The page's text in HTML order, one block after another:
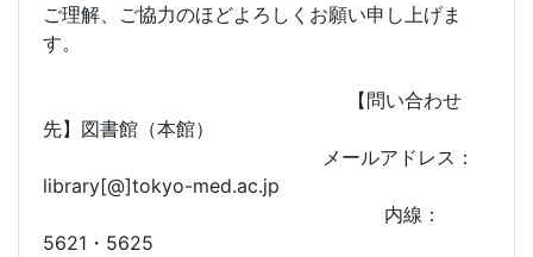
ご理解、ご協力のほどよろしくお願い申し上げま
す。
【問い合わせ
先】図書館（本館）
メールアドレス：
library[@]tokyo-med.ac.jp
内線：
5621・5625